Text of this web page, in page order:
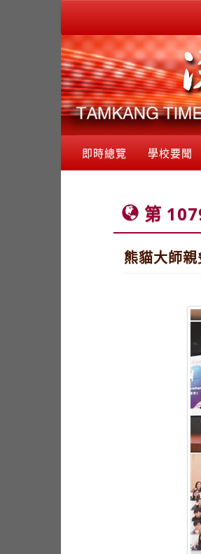
即時總覽 學校要聞
第
熊貓大師